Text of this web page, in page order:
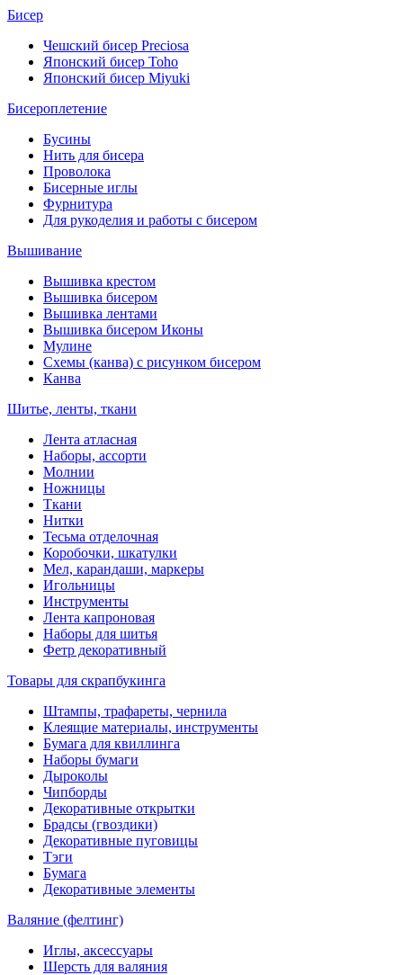
Бисер
Чешский бисер Preciosa
Японский бисер Toho
Японский бисер Miyuki
Бисероплетение
Бусины
Нить для бисера
Проволока
Бисерные иглы
Фурнитура
Для рукоделия и работы с бисером
Вышивание
Вышивка крестом
Вышивка бисером
Вышивка лентами
Вышивка бисером Иконы
Мулине
Схемы (канва) с рисунком бисером
Канва
Шитье, ленты, ткани
Лента атласная
Наборы, ассорти
Молнии
Ножницы
Ткани
Нитки
Тесьма отделочная
Коробочки, шкатулки
Мел, карандаши, маркеры
Игольницы
Инструменты
Лента капроновая
Наборы для шитья
Фетр декоративный
Товары для скрапбукинга
Штампы, трафареты, чернила
Клеящие материалы, инструменты
Бумага для квиллинга
Наборы бумаги
Дыроколы
Чипборды
Декоративные открытки
Брадсы (гвоздики)
Декоративные пуговицы
Тэги
Бумага
Декоративные элементы
Валяние (фелтинг)
Иглы, аксессуары
Шерсть для валяния